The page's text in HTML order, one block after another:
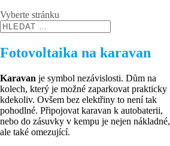
Vyberte stránku
Fotovoltaika na karavan
Karavan je symbol nezávislosti. Dům na
kolech, který je možné zaparkovat prakticky
kdekoliv. Ovšem bez elektřiny to není tak
pohodlné. Připojovat karavan k autobaterii,
nebo do zásuvky v kempu je nejen nákladné,
ale také omezující.